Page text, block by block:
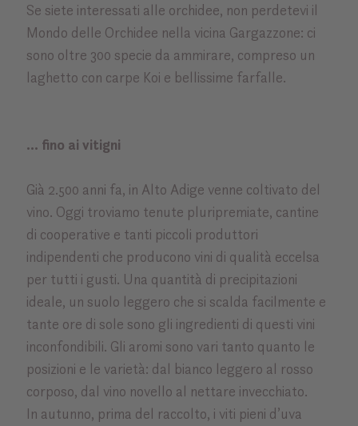
Se siete interessati alle orchidee, non perdetevi il
Mondo delle Orchidee nella vicina Gargazzone: ci
sono oltre 300 specie da ammirare, compreso un
laghetto con carpe Koi e bellissime farfalle.
... fino ai vitigni
Già 2.500 anni fa, in Alto Adige venne coltivato del
vino. Oggi troviamo tenute pluripremiate, cantine
di cooperative e tanti piccoli produttori
indipendenti che producono vini di qualità eccelsa
per tutti i gusti. Una quantità di precipitazioni
ideale, un suolo leggero che si scalda facilmente e
tante ore di sole sono gli ingredienti di questi vini
inconfondibili. Gli aromi sono vari tanto quanto le
posizioni e le varietà: dal bianco leggero al rosso
corposo, dal vino novello al nettare invecchiato.
In autunno, prima del raccolto, i viti pieni d’uva